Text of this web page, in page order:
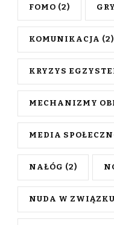
FOMO (2)
KOMUNIKACJA (2)
KRYZYS
MECHANIZMY
MEDIA
NAŁÓG (2)
NUDA W ZWIĄZKU